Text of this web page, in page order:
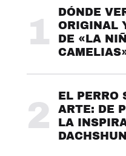
1
DÓNDE
ORIGINAL
DE «LA
2
EL PERRO
ARTE: DE
LA